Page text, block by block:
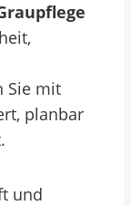
Sie mit
planbar
und